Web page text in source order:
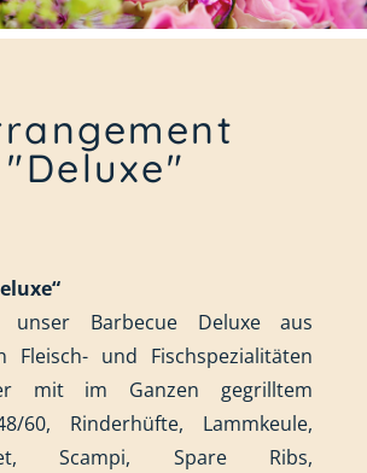
"Deluxe"
unser Barbecue Deluxe aus
Fleisch- und Fischspezialitäten
mit im Ganzen gegrilltem
60, Rinderhüfte, Lammkeule,
Scampi, Spare Ribs,